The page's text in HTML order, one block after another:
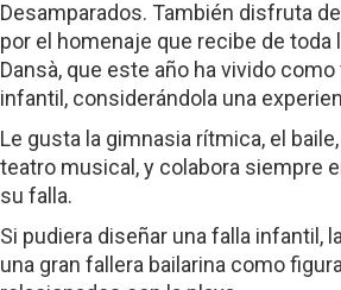
Desamparados. También disfruta
por el homenaje que recibe de toda
Dansà, que este año ha vivido
infantil, considerándola una
Le gusta la gimnasia rítmica, el
teatro musical, y colabora siempre
su falla.
Si pudiera diseñar una falla infantil,
una gran fallera bailarina como